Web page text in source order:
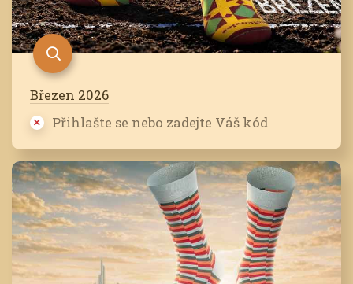
Březen 2026
Přihlašte se nebo zadejte Váš kód